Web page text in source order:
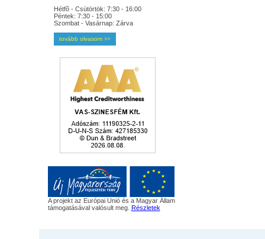
Hétfõ - Csütörtök: 7:30 - 16:00
Péntek: 7:30 - 15:00
Szombat - Vasárnap: Zárva
tovább olvasom >>
A projekt az Európai Unió és a Magyar Állam
támogatásával valósult meg. Részletek